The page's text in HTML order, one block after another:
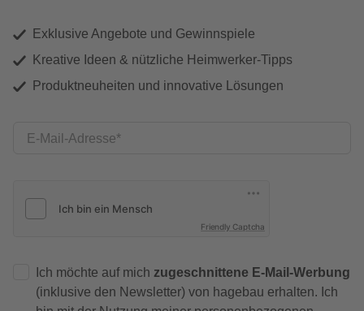
Exklusive Angebote und Gewinnspiele
Kreative Ideen & nützliche Heimwerker-Tipps
Produktneuheiten und innovative Lösungen
E-Mail-Adresse
Friendly Captcha
Ich möchte auf mich zugeschnittene E-Mail-Werbung
(inklusive den Newsletter) von hagebau erhalten. Ich